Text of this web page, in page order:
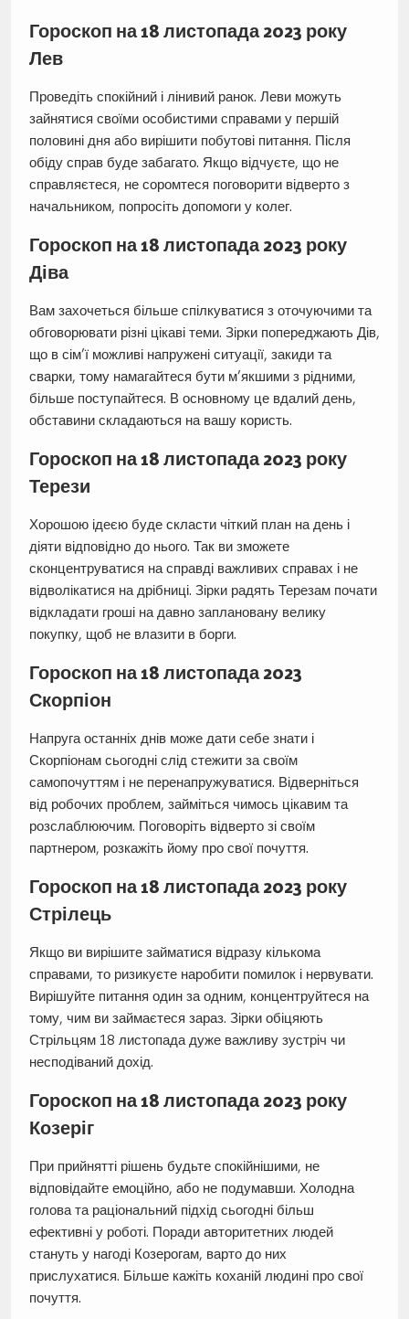
Гороскоп на 18 листопада 2023 року
Лев
Проведіть спокійний і лінивий ранок. Леви можуть
зайнятися своїми особистими справами у першій
половині дня або вирішити побутові питання. Після
обіду справ буде забагато. Якщо відчуєте, що не
справляєтеся, не соромтеся поговорити відверто з
начальником, попросіть допомоги у колег.
Гороскоп на 18 листопада 2023 року
Діва
Вам захочеться більше спілкуватися з оточуючими та
обговорювати різні цікаві теми. Зірки попереджають Дів,
що в сім’ї можливі напружені ситуації, закиди та
сварки, тому намагайтеся бути м’якшими з рідними,
більше поступайтеся. В основному це вдалий день,
обставини складаються на вашу користь.
Гороскоп на 18 листопада 2023 року
Терези
Хорошою ідеєю буде скласти чіткий план на день і
діяти відповідно до нього. Так ви зможете
сконцентруватися на справді важливих справах і не
відволікатися на дрібниці. Зірки радять Терезам почати
відкладати гроші на давно заплановану велику
покупку, щоб не влазити в борги.
Гороскоп на 18 листопада 2023
Скорпіон
Напруга останніх днів може дати себе знати і
Скорпіонам сьогодні слід стежити за своїм
самопочуттям і не перенапружуватися. Відверніться
від робочих проблем, займіться чимось цікавим та
розслаблюючим. Поговоріть відверто зі своїм
партнером, розкажіть йому про свої почуття.
Гороскоп на 18 листопада 2023 року
Стрілець
Якщо ви вирішите займатися відразу кількома
справами, то ризикуєте наробити помилок і нервувати.
Вирішуйте питання один за одним, концентруйтеся на
тому, чим ви займаєтеся зараз. Зірки обіцяють
Стрільцям 18 листопада дуже важливу зустріч чи
несподіваний дохід.
Гороскоп на 18 листопада 2023 року
Козеріг
При прийнятті рішень будьте спокійнішими, не
відповідайте емоційно, або не подумавши. Холодна
голова та раціональний підхід сьогодні більш
ефективні у роботі. Поради авторитетних людей
стануть у нагоді Козерогам, варто до них
прислухатися. Більше кажіть коханій людині про свої
почуття.